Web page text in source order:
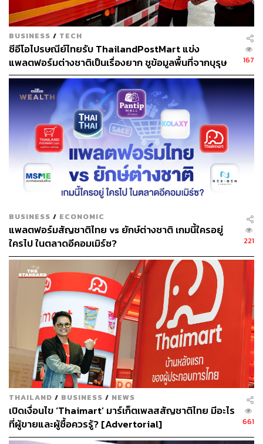
สำหรับปี 2025 มีการคาดการณ์ว่าจะเป็น ‘ปีแห่งความเร็ว’
โดยตลาด Quick Commerce ในไทยจะเติบโตปีละ 20-30%
เพราะ ‘ยิ่งส่งของได้ไว ยิ่งได้ใจผู้บริโภค’ ขณะเดียวกัน Value
for Money จะกลายเป็นปัจจัยสำคัญในการตัดสินใจซื้อ โดยผู้
บริโภคจะมองหาสินค้าที่คุ้มค่า คุ้มราคา และให้
ประสบการณ์ที่แตกต่าง
อีกหนึ่งเทรนด์สำคัญคือการเติบโตของ Conscious Shopper
ที่ให้ความสำคัญกับสินค้า Timeless และสินค้าที่มีความแตก
ต่าง โดยเฉพาะสินค้าที่มีเรื่องราวผูกติดกับความรับผิดชอบ
ต่อสังคม สะท้อนการเปลี่ยนแปลงจากการรับรู้สู่การสนับสนุน
แบรนด์ที่ใส่ใจด้านความยั่งยืนอย่างจริงจัง
ท้ายที่สุดเส้นทางสู่ความสำเร็จในโลกอีคอมเมิร์ซปี 2025 จึง
ไม่ต่างจากการแข่งรถฟอร์มูลาวันที่ต้องทั้งเร็ว แม่นยำ และ
ต้องรู้จักปรับกลยุทธ์ให้ทันกับทุกโค้งของการเปลี่ยนแปลง
เพราะในโลกที่หมุนเร็วเช่นนี้ การหยุดนิ่งเท่ากับถอยหลัง และ
การช้าเท่ากับความพ่ายแพ้
สามารถติดตาม THE STANDARD WEALTH
ผ่านแอปพลิเคชันต่างๆ ที่คุณสะดวกหรือใช้งานอยู่แล้วได้เลย
TAGS: E-Commerce พฤติกรรมผู้บริโภค
ช้อปปิ้งออนไลน์
สินค้าลักชัวรี
BUSINESS / TECH
ซีอีโอไปรษณีย์ไทยรับ ThailandPostMart แข่ง
แพลตฟอร์มต่างชาติเป็นเรื่องยาก ชูข้อมูลพื้นที่จากบุรุษ
ไปรษณีย์เป็นจุดแข็งที่คู่แข่งใช้เงินเลียนแบบไม่ได้
167
BUSINESS / ECONOMIC
แพลตฟอร์มสัญชาติไทย vs ยักษ์ต่างชาติ เกมนี้ใครอยู่
ใครไป ในตลาดอีคอมเมิร์ซ?
221
THAILAND / BUSINESS / NEWS
เปิดเงื่อนไข ‘Thaimart’ มาร์เก็ตเพลสสัญชาติไทย มีอะไร
ที่ผู้ขายและผู้ซื้อควรรู้? [Advertorial]
661